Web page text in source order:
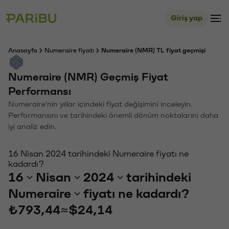
Giriş yap
Anasayfa Numeraire fiyatı Numeraire (NMR) TL fiyat geçmişi
Numeraire (NMR) Geçmiş Fiyat
Performansı
Numeraire'nin yıllar içindeki fiyat değişimini inceleyin.
Performansını ve tarihindeki önemli dönüm noktalarını daha
iyi analiz edin.
16 Nisan 2024 tarihindeki Numeraire fiyatı ne
kadardı?
16 Nisan 2024
tarihindeki
Numeraire
fiyatı ne kadardı?
₺793,44≈$24,14